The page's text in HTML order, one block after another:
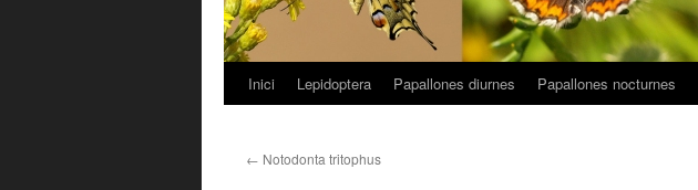
Vés
contingut
Inici Lepidoptera Papallones diurnes Papallones nocturnes
← Notodonta tritophus